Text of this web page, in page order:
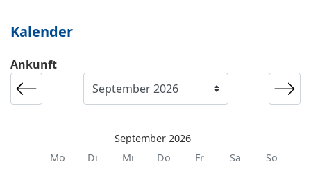
Kalender
Ankunft
September 2026
Mo
Di Mi Do Fr Sa
So